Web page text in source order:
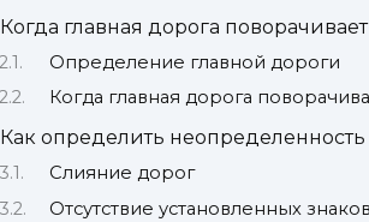
Когда главная дорога поворачивает
Определение главной дороги
Когда главная дорога
Как определить неопределенность
Слияние дорог
Отсутствие установленных